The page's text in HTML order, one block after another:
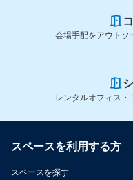
会場手配をアウトソ
レンタルオフィス
スペースを利用する方
スペースを探す